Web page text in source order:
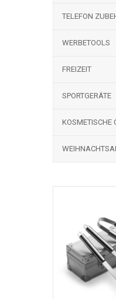
TELEFON
WERBETOOLS
FREIZEIT
SPORTGERÄTE
KOSMETISCHE